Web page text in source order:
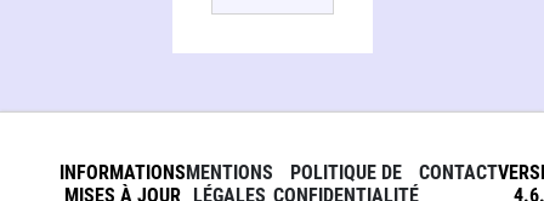
INFORMATIONS
MISES À JOUR
MENTIONS
LÉGALES
POLITIQUE DE
CONFIDENTIALITÉ
CONTACT